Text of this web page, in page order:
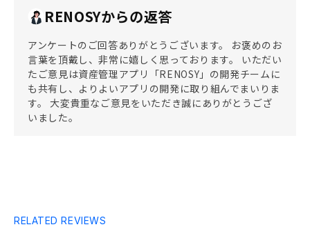
RENOSYからの返答
アンケートのご回答ありがとうございます。 お褒めのお
言葉を頂戴し、非常に嬉しく思っております。 いただい
たご意見は資産管理アプリ「RENOSY」の開発チームに
も共有し、よりよいアプリの開発に取り組んでまいりま
す。 大変貴重なご意見をいただき誠にありがとうござ
いました。
RELATED REVIEWS